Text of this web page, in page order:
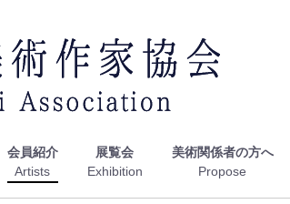
会員紹介 展覧会 美術関係者の方へ